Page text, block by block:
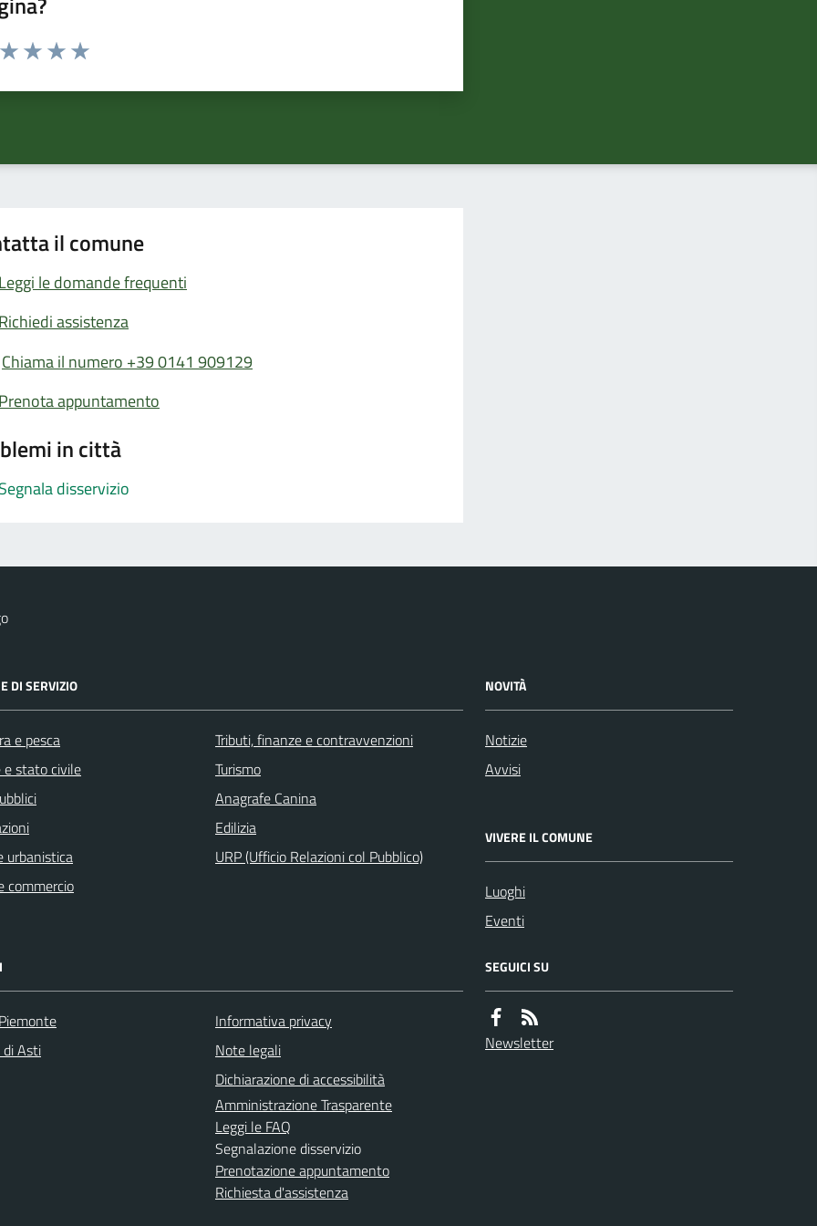
da 1 a 5 stelle la pagina
il comune
le domande frequenti
assistenza
Chiama il numero +39 0141 909129
appuntamento
in città
disservizio
DI SERVIZIO
e pesca
e stato civile
urbanistica
commercio
Tributi, finanze e contravvenzioni
Turismo
Anagrafe Canina
Edilizia
URP (Ufficio Relazioni col Pubblico)
NOVITÀ
Notizie
Avvisi
VIVERE IL COMUNE
Luoghi
Eventi
Asti
Informativa privacy
Note legali
Dichiarazione di accessibilità
Amministrazione Trasparente
Leggi le FAQ
Segnalazione disservizio
Prenotazione appuntamento
Richiesta d'assistenza
SEGUICI SU
Newsletter